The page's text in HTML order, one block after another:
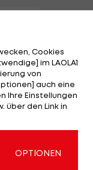
Cookies
im LAOLA1
von
auch eine
Ihre Einstellungen
über den Link in
OPTIONEN